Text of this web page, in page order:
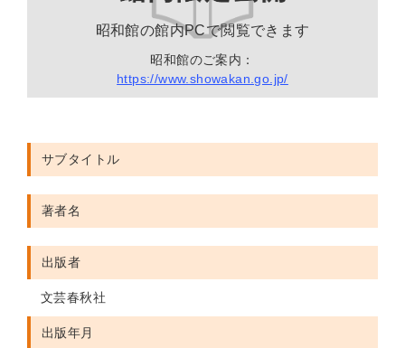
昭和館の館内PCで閲覧できます
昭和館のご案内：
https://www.showakan.go.jp/
サブタイトル
著者名
出版者
文芸春秋社
出版年月